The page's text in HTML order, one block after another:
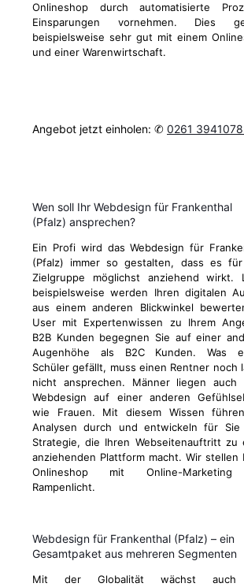
Onlineshop durch automatisierte
Einsparungen vornehmen. Dies
beispielsweise sehr gut mit einem
und einer Warenwirtschaft.
Angebot jetzt einholen: ✆ 0261
Wen soll Ihr Webdesign für Frankenthal
(Pfalz) ansprechen?
Ein Profi wird das Webdesign für
(Pfalz) immer so gestalten, dass es
Zielgruppe möglichst anziehend wirkt.
beispielsweise werden Ihren digitalen
aus einem anderen Blickwinkel
User mit Expertenwissen zu Ihrem
B2B Kunden begegnen Sie auf einer
Augenhöhe als B2C Kunden. Was
Schüler gefällt, muss einen Rentner noch
nicht ansprechen. Männer liegen auch
Webdesign auf einer anderen
wie Frauen. Mit diesem Wissen
Analysen durch und entwickeln für Sie
Strategie, die Ihren Webseitenauftritt zu
anziehenden Plattform macht. Wir stellen
Onlineshop mit Online-
Rampenlicht.
Webdesign für Frankenthal (Pfalz) – ein
Gesamtpaket aus mehreren Segmenten
Mit der Globalität wächst